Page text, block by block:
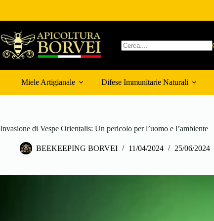
contenuto
Miele Artigianale Difese Immunitarie Naturali
Invasione di Vespe Orientalis: Un pericolo per l’uomo e l’ambiente
BEEKEEPING BORVEI 11/04/2024 25/06/2024